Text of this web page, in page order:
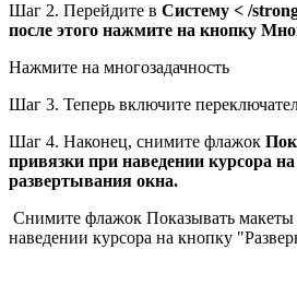
Шаг 2. Перейдите в Систему < /
после этого нажмите на кнопку
Нажмите на многозадачность
Шаг 3. Теперь включите
Шаг 4. Наконец, снимите флажок
привязки при наведении курсора
развертывания окна.
Снимите флажок Показывать макеты
наведении курсора на кнопку